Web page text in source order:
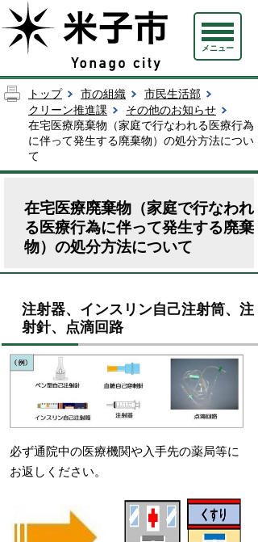
メニュー
トップ 市の組織
市民生活部
クリーン推進課
その他のお知らせ
在宅医療廃棄物（家庭で行なわれる医療行為
に伴って発生する廃棄物）の処分方法につい
て
在宅医療廃棄物（家庭で行なわれ
る医療行為に伴って発生する廃棄
物）の処分方法について
注射器、インスリン自己注射筒、注
射針、点滴回路
必ず通院中の医療機関や入手先の薬局等に
お返しください。